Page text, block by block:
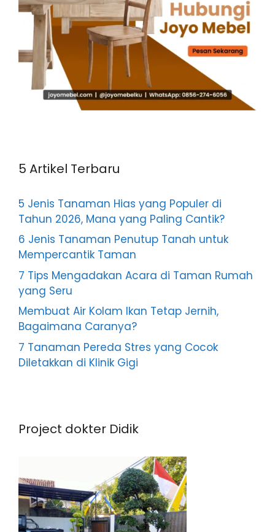
5 Artikel Terbaru
5 Jenis Tanaman Hias yang Populer di
Tahun 2026, Mana yang Paling Cantik?
6 Jenis Tanaman Penutup Tanah untuk
Mempercantik Taman
7 Tips Mengadakan Acara di Taman Rumah
yang Seru
Membuat Air Kolam Ikan Tetap Jernih,
Bagaimana Caranya?
7 Tanaman Pereda Stres yang Cocok
Diletakkan di Klinik Gigi
Project dokter Didik